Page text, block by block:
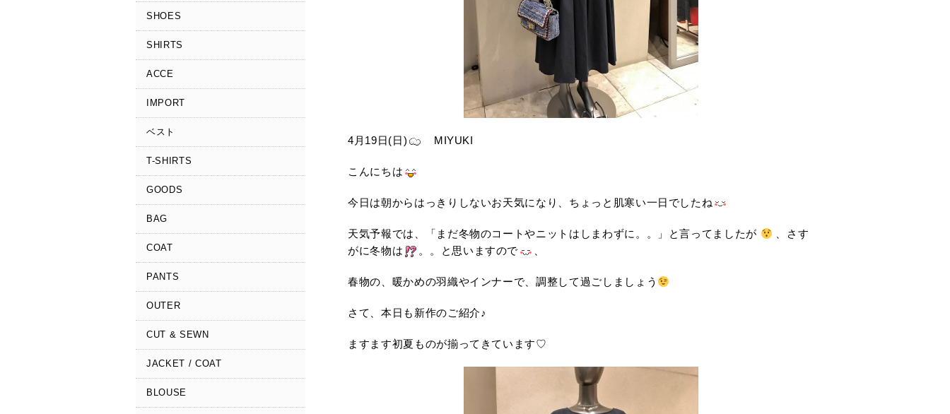
SHOES
SHIRTS
ACCE
IMPORT
ベスト
T-SHIRTS
GOODS
BAG
COAT
PANTS
OUTER
CUT & SEWN
JACKET / COAT
BLOUSE
4月19日(日) MIYUKI
こんにちは
今日は朝からはっきりしないお天気になり、ちょっと肌寒い一日でしたね
天気予報では、「まだ冬物のコートやニットはしまわずに。。」と言ってましたが
、さす
がに冬物は
。。と思いますので
春物の、暖かめの羽織やインナーで、調整して過ごしましょう
さて、本日も新作のご紹介♪
ますます初夏ものが揃ってきています♡